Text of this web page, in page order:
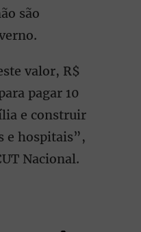
são
valor, R$
pagar 10
e construir
e hospitais”,
Nacional.